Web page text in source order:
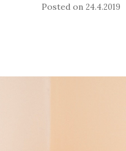
Posted on24.4.2019